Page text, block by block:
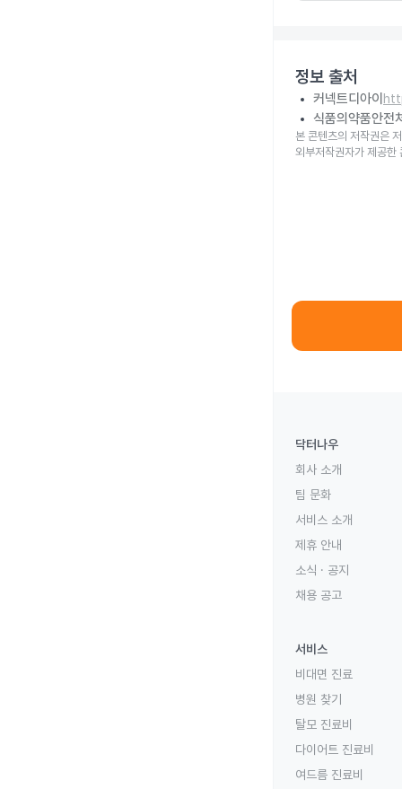
정보 출처
커넥트디아이
식품의약품안전
본 콘텐츠의 저작권은
외부저작권자가 제공한
닥터나우
회사 소개
팀 문화
서비스 소개
제휴 안내
소식 · 공지
채용 공고
서비스
비대면 진료
병원 찾기
탈모 진료비
다이어트 진료비
여드름 진료비